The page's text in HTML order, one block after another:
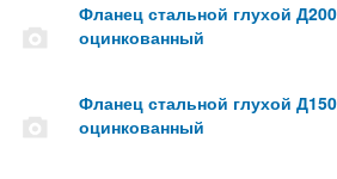
Фланец стальной глухой Д200
оцинкованный
Фланец стальной глухой Д150
оцинкованный